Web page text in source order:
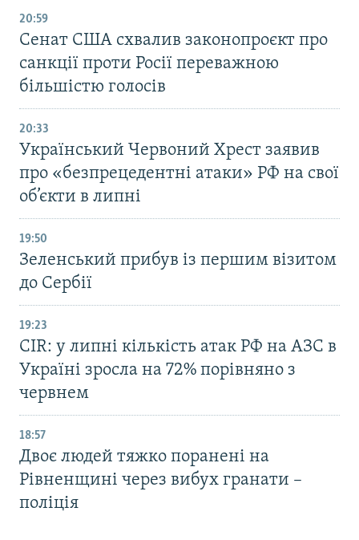
20:59
Cенат США схвалив законопроєкт про
санкції проти Росії переважною
більшістю голосів
20:33
Український Червоний Хрест заявив
про «безпрецедентні атаки» РФ на свої
об’єкти в липні
19:50
Зеленський прибув із першим візитом
до Сербії
19:23
CIR: у липні кількість атак РФ на АЗС в
Україні зросла на 72% порівняно з
червнем
18:57
Двоє людей тяжко поранені на
Рівненщині через вибух гранати –
поліція